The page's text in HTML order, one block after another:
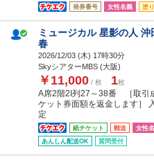
発券番号 女性名義 塗
ミュージカル 星影の人
春
2026/12/03 (木) 17時30分
SkyシアターMBS (大阪)
￥11,000 / 枚 1枚
A席2階2I列27～38番 ［取引
ケット券面額を返金します］
定
紙チケット 郵送 女性
あんしん配送OK
質問受付